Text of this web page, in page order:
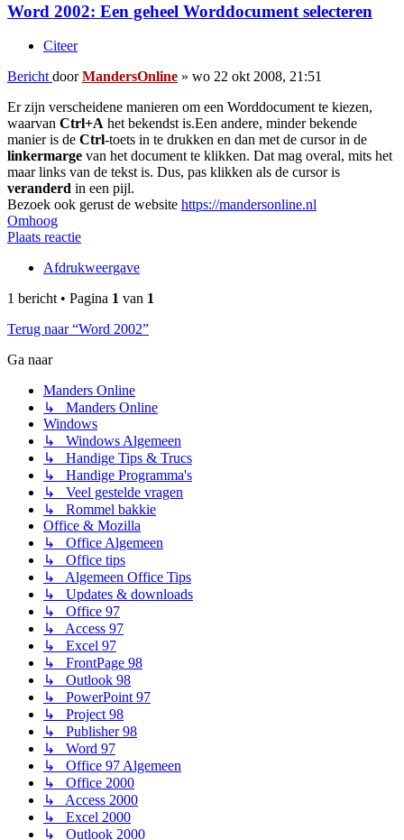
Word 2002: Een geheel Worddocument selecteren
Citeer
Bericht doorMandersOnline » wo 22 okt 2008, 21:51
Er zijn verscheidene manieren om een Worddocument te kiezen,
waarvan Ctrl+A het bekendst is.Een andere, minder bekende
manier is de Ctrl-toets in te drukken en dan met de cursor in de
linkermarge van het document te klikken. Dat mag overal, mits het
maar links van de tekst is. Dus, pas klikken als de cursor is
veranderd in een pijl.
Bezoek ook gerust de website https://mandersonline.nl
Omhoog
Plaats reactie
Afdrukweergave
1 bericht • Pagina 1 van 1
Terug naar “Word 2002”
Ga naar
Manders Online
↳ Manders Online
Windows
↳ Windows Algemeen
↳ Handige Tips & Trucs
↳ Handige Programma's
↳ Veel gestelde vragen
↳ Rommel bakkie
Office & Mozilla
↳ Office Algemeen
↳ Office tips
↳ Algemeen Office Tips
↳ Updates & downloads
↳ Office 97
↳ Access 97
↳ Excel 97
↳ FrontPage 98
↳ Outlook 98
↳ PowerPoint 97
↳ Project 98
↳ Publisher 98
↳ Word 97
↳ Office 97 Algemeen
↳ Office 2000
↳ Access 2000
↳ Excel 2000
↳ Outlook 2000